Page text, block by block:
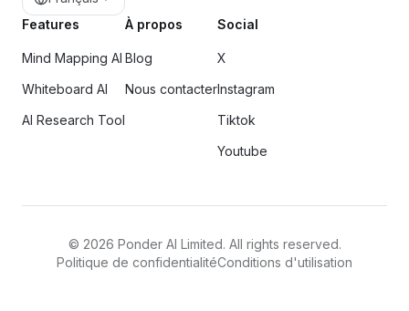
Features
Mind Mapping AI
Whiteboard AI
AI Research Tool
À propos
Blog
Nous contacter
Social
X
Instagram
Tiktok
Youtube
© 2026 Ponder AI Limited. All rights reserved.
Politique de confidentialitéConditions d'utilisation